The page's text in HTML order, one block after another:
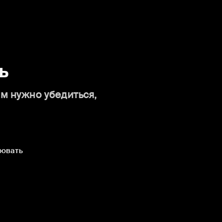
нужно убедиться,